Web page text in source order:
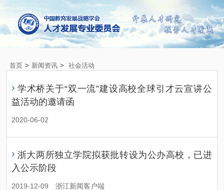
首页 > 新闻资讯 > 社会活动
› 学术桥关于“双一流”建设高校全球引才云宣讲公
益活动的邀请函
2020-06-02
› 浙大两所独立学院拟获批转设为公办高校，已进
入公示阶段
2019-12-09 浙江新闻客户端